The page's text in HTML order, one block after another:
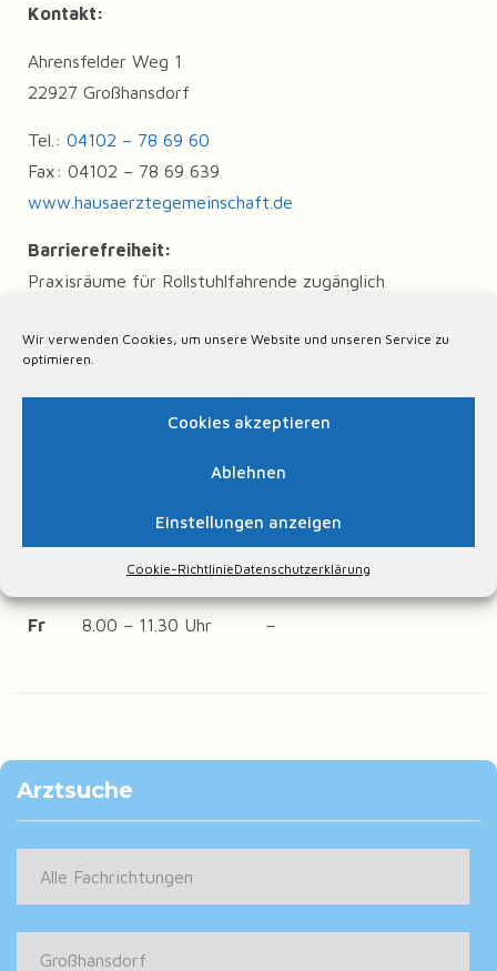
Wir verwenden Cookies, um unsere Website und unseren Service zu
optimieren.
Cookies akzeptieren
Ablehnen
Einstellungen anzeigen
Cookie-RichtlinieDatenschutzerklärung
Kontakt:
Ahrensfelder Weg 1
22927 Großhansdorf
Tel.: 04102 – 78 69 60
Fax: 04102 – 78 69 639
www.hausaerztegemeinschaft.de
Barrierefreiheit:
Praxisräume für Rollstuhlfahrende zugänglich
Kommunikation über SMS, Fax oder E-Mail
8.00 – 11.30 Uhr
17.00 – 19.00 Uhr
Fr
8.00 – 11.30 Uhr –
Arztsuche